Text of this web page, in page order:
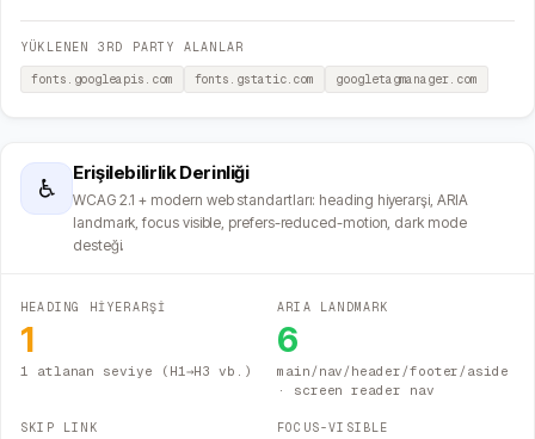
YÜKLENEN 3RD PARTY ALANLAR
fonts.googleapis.com fonts.gstatic.com googletagmanager.com
♿
Erişilebilirlik Derinliği
WCAG 2.1 + modern web standartları: heading hiyerarşi, ARIA
landmark, focus visible, prefers-reduced-motion, dark mode
desteği.
HEADING HİYERARŞİ
1
1 atlanan seviye (H1→H3 vb.)
ARIA LANDMARK
6
main/nav/header/footer/aside
· screen reader nav
SKIP LINK FOCUS-VISIBLE